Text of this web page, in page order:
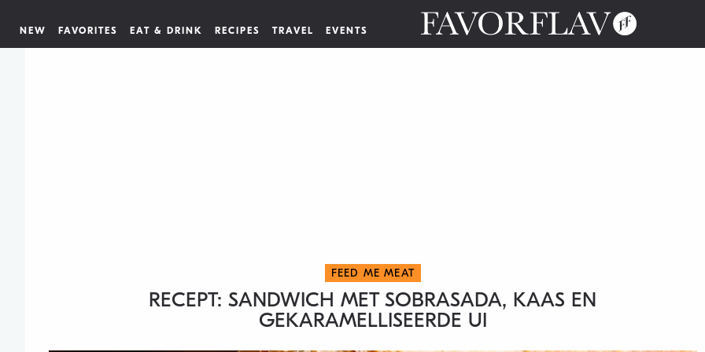
NEW FAVORITES EAT & DRINK RECIPES TRAVEL EVENTS
FEED ME MEAT
RECEPT: SANDWICH MET SOBRASADA, KAAS EN
GEKARAMELLISEERDE UI